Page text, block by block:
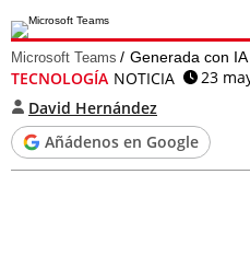
Microsoft Teams Generada con IA
TECNOLOGÍA NOTICIA
23
David Hernández
Añádenos en Google